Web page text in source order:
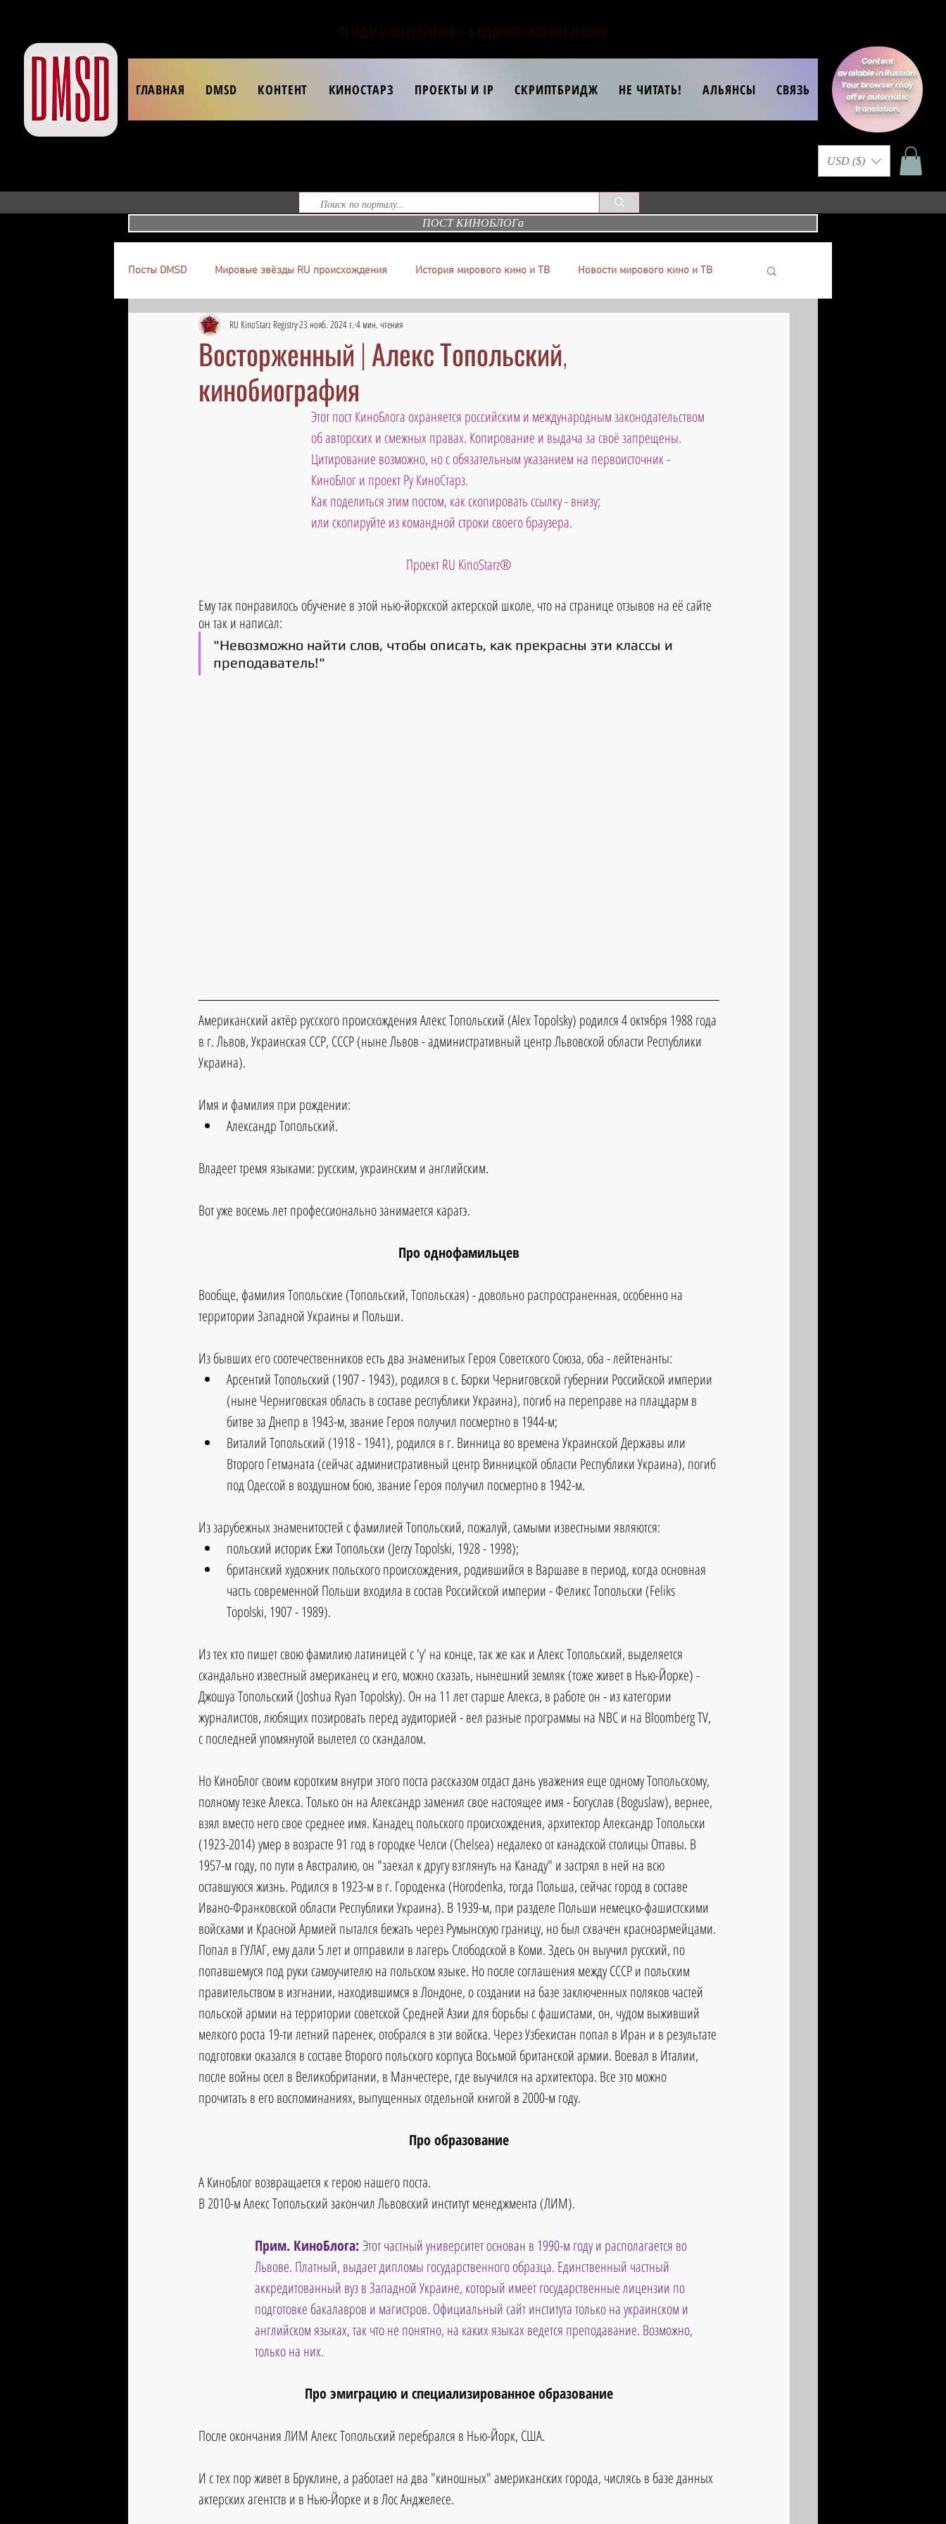
От идеи и исследования — к созданию, упаковке и рынку
ГЛАВНАЯ DMSD КОНТЕНТ КИНОСТАРЗ ПРОЕКТЫ И IP СКРИПТБРИДЖ НЕ ЧИТАТЬ! АЛЬЯНСЫ СВЯЗЬ
Content
available in Russian.
Your browser may
offer automatic
translation.
USD ($)
ПОСТ КИНОБЛОГа
Посты DMSD Мировые звёзды RU происхождения История мирового кино и ТВ Новости мирового кино и ТВ
Восторженный | Алекс Топольский,
кинобиография
RU KinoStarz Registry23 нояб. 2024 г. 4 мин. чтения
Этот пост КиноБлога охраняется российским и международным законодательством
об авторских и смежных правах. Копирование и выдача за своё запрещены.
Цитирование возможно, но с обязательным указанием на первоисточник -
КиноБлог и проект Ру КиноСтарз.
Как поделиться этим постом, как скопировать ссылку - внизу;
или скопируйте из командной строки своего браузера.
Проект RU KinoStarz®
Ему так понравилось обучение в этой нью-йоркской актерской школе, что на странице отзывов на её сайте
он так и написал:
"Невозможно найти слов, чтобы описать, как прекрасны эти классы и
преподаватель!"
Американский актёр русского происхождения Алекс Топольский (Alex Topolsky) родился 4 октября 1988 года
в г. Львов, Украинская ССР, СССР (ныне Львов - административный центр Львовской области Республики
Украина).
Имя и фамилия при рождении:
Александр Топольский.
Владеет тремя языками: русским, украинским и английским.
Вот уже восемь лет профессионально занимается каратэ.
Про однофамильцев
Вообще, фамилия Топольские (Топольский, Топольская) - довольно распространенная, особенно на
территории Западной Украины и Польши.
Из бывших его соотечественников есть два знаменитых Героя Советского Союза, оба - лейтенанты:
Арсентий Топольский (1907 - 1943), родился в с. Борки Черниговской губернии Российской империи
(ныне Черниговская область в составе республики Украина), погиб на переправе на плацдарм в
битве за Днепр в 1943-м, звание Героя получил посмертно в 1944-м;
Виталий Топольский (1918 - 1941), родился в г. Винница во времена Украинской Державы или
Второго Гетманата (сейчас административный центр Винницкой области Республики Украина), погиб
под Одессой в воздушном бою, звание Героя получил посмертно в 1942-м.
Из зарубежных знаменитостей с фамилией Топольский, пожалуй, самыми известными являются:
польский историк Ежи Топольски (Jerzy Topolski, 1928 - 1998);
британский художник польского происхождения, родившийся в Варшаве в период, когда основная
часть современной Польши входила в состав Российской империи - Феликс Топольски (Feliks
Topolski, 1907 - 1989).
Из тех кто пишет свою фамилию латиницей с 'y' на конце, так же как и Алекс Топольский, выделяется
скандально известный американец и его, можно сказать, нынешний земляк (тоже живет в Нью-Йорке) -
Джошуа Топольский (Joshua Ryan Topolsky). Он на 11 лет старше Алекса, в работе он - из категории
журналистов, любящих позировать перед аудиторией - вел разные программы на NBC и на Bloomberg TV,
с последней упомянутой вылетел со скандалом.
Но КиноБлог своим коротким внутри этого поста рассказом отдаст дань уважения еще одному Топольскому,
полному тезке Алекса. Только он на Александр заменил свое настоящее имя - Богуслав (Boguslaw), вернее,
взял вместо него свое среднее имя. Канадец польского происхождения, архитектор Александр Топольски
(1923-2014) умер в возрасте 91 год в городке Челси (Chelsea) недалеко от канадской столицы Оттавы. В
1957-м году, по пути в Австралию, он "заехал к другу взглянуть на Канаду" и застрял в ней на всю
оставшуюся жизнь. Родился в 1923-м в г. Городенка (Horodenka, тогда Польша, сейчас город в составе
Ивано-Франковской области Республики Украина). В 1939-м, при разделе Польши немецко-фашистскими
войсками и Красной Армией пытался бежать через Румынскую границу, но был схвачен красноармейцами.
Попал в ГУЛАГ, ему дали 5 лет и отправили в лагерь Слободской в Коми. Здесь он выучил русский, по
попавшемуся под руки самоучителю на польском языке. Но после соглашения между СССР и польским
правительством в изгнании, находившимся в Лондоне, о создании на базе заключенных поляков частей
польской армии на территории советской Средней Азии для борьбы с фашистами, он, чудом выживший
мелкого роста 19-ти летний паренек, отобрался в эти войска. Через Узбекистан попал в Иран и в результате
подготовки оказался в составе Второго польского корпуса Восьмой британской армии. Воевал в Италии,
после войны осел в Великобритании, в Манчестере, где выучился на архитектора. Все это можно
прочитать в его воспоминаниях, выпущенных отдельной книгой в 2000-м году.
Про образование
А КиноБлог возвращается к герою нашего поста.
В 2010-м Алекс Топольский закончил Львовский институт менеджмента (ЛИМ).
Прим. КиноБлога: Этот частный университет основан в 1990-м году и располагается во
Львове. Платный, выдает дипломы государственного образца. Единственный частный
аккредитованный вуз в Западной Украине, который имеет государственные лицензии по
подготовке бакалавров и магистров. Официальный сайт института только на украинском и
английском языках, так что не понятно, на каких языках ведется преподавание. Возможно,
только на них.
Про эмиграцию и специализированное образование
После окончания ЛИМ Алекс Топольский перебрался в Нью-Йорк, США.
И с тех пор живет в Бруклине, а работает на два "киношных" американских города, числясь в базе данных
актерских агентств и в Нью-Йорке и в Лос Анджелесе.